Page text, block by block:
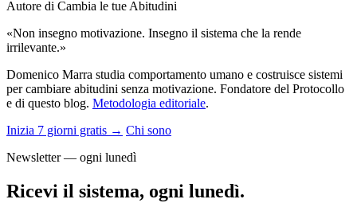
Autore di Cambia le tue Abitudini
«Non insegno motivazione. Insegno il sistema che la rende
irrilevante.»
Domenico Marra studia comportamento umano e costruisce sistemi
per cambiare abitudini senza motivazione. Fondatore del Protocollo
e di questo blog. Metodologia editoriale.
Inizia 7 giorni gratis → Chi sono
Newsletter — ogni lunedì
Ricevi il sistema, ogni lunedì.